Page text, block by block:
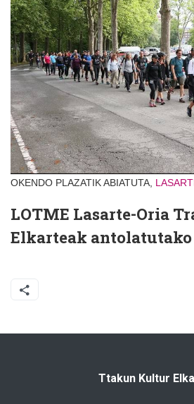
OKENDO PLAZATIK ABIATUTA,
LOTME Lasarte-Oria
Elkarteak
Ttakun Kultur